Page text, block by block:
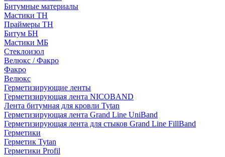
Битумные материалы
Мастики ТН
Праймеры ТН
Битум БН
Мастики МБ
Стеклоизол
Велюкс / Факро
Факро
Велюкс
Герметизирующие ленты
Герметизирующая лента NICOBAND
Лента битумная для кровли Tytan
Герметизирующая лента Grand Line UniBand
Герметизирующая лента для стыков Grand Line FillBand
Герметики
Герметик Tytan
Герметики Profil